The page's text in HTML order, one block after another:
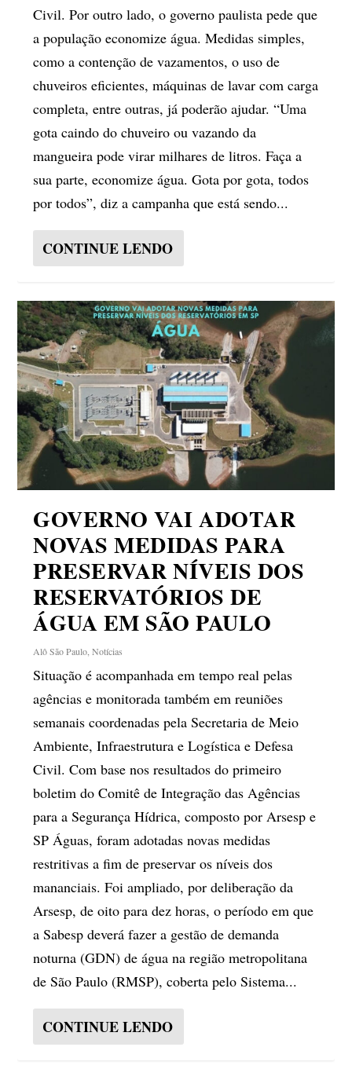
Civil. Por outro lado, o governo paulista pede que
a população economize água. Medidas simples,
como a contenção de vazamentos, o uso de
chuveiros eficientes, máquinas de lavar com carga
completa, entre outras, já poderão ajudar. “Uma
gota caindo do chuveiro ou vazando da
mangueira pode virar milhares de litros. Faça a
sua parte, economize água. Gota por gota, todos
por todos”, diz a campanha que está sendo...
CONTINUE LENDO
GOVERNO VAI ADOTAR
NOVAS MEDIDAS PARA
PRESERVAR NÍVEIS DOS
RESERVATÓRIOS DE
ÁGUA EM SÃO PAULO
Alô São Paulo,Notícias
Situação é acompanhada em tempo real pelas
agências e monitorada também em reuniões
semanais coordenadas pela Secretaria de Meio
Ambiente, Infraestrutura e Logística e Defesa
Civil. Com base nos resultados do primeiro
boletim do Comitê de Integração das Agências
para a Segurança Hídrica, composto por Arsesp e
SP Águas, foram adotadas novas medidas
restritivas a fim de preservar os níveis dos
mananciais. Foi ampliado, por deliberação da
Arsesp, de oito para dez horas, o período em que
a Sabesp deverá fazer a gestão de demanda
noturna (GDN) de água na região metropolitana
de São Paulo (RMSP), coberta pelo Sistema...
CONTINUE LENDO